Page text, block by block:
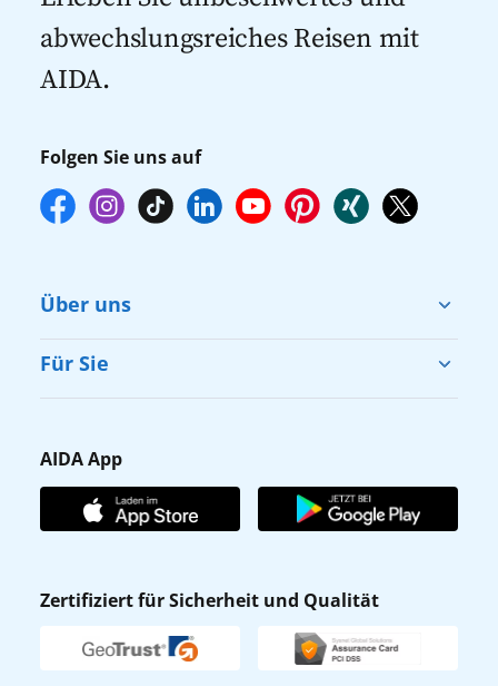
abwechslungsreiches Reisen mit
AIDA.
Folgen Sie uns auf
Über uns
Cruise & Help
Karriere
Affiliateprogramm
Verhaltens- & Ethikkodex
Newsletter
Für Sie
Gästefragebogen
AIDA Club
AIDA App
Zertifiziert für Sicherheit und Qualität